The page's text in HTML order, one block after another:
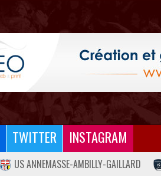
TWITTER INSTAGRAM
US ANNEMASSE-AMBILLY-GAILLARD